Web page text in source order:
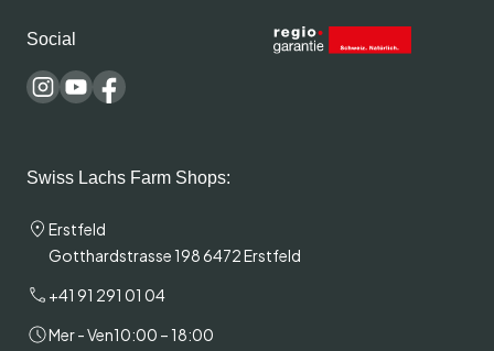
Social
Swiss Lachs Farm Shops:
Erstfeld
Gotthardstrasse 198 6472 Erstfeld
+41 91 291 01 04
Mer - Ven10:00 – 18:00